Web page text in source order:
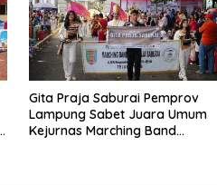
Gita Praja Saburai Pemprov
Lampung Sabet Juara Umum
Kejurnas Marching Band